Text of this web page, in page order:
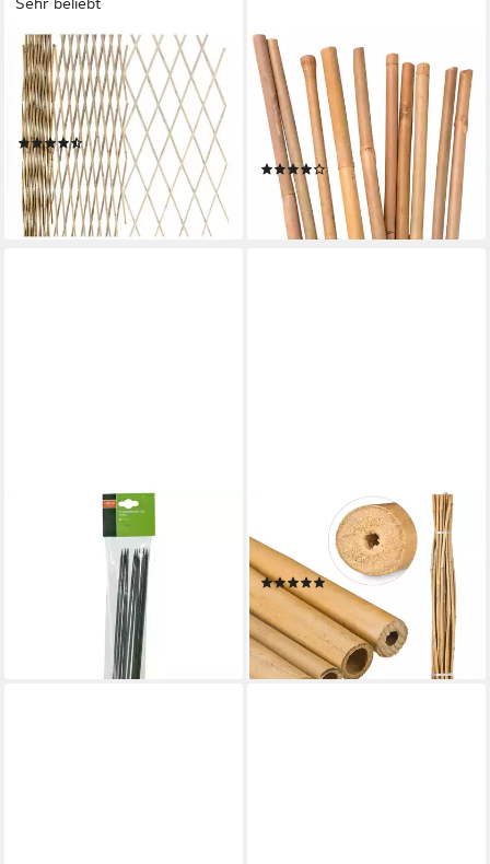
FLOORDIREKT
Rankgitter Bambus, Bambus,
Erhältlich in 5 Größen,
Rankhilfe
(36)
ab 14,99 € 20,99 €
-29%
lieferbar - in 3-4 Werktagen bei dir
UNUS GARDEN
Spalier Bambusstäbe 120 cm,
100 St., Rankstäbe,
Pflanzenstäbe, Rankhilfe,
Pflanzstäbe
(1)
49,95 €
lieferbar - in 2-3 Werktagen bei dir
SIENA GARDEN
Rankhilfe Siena Garden
Pflanzstab grün 40 cm - 10
lieferbar - in 3-4 Werktagen bei dir
RELAXDAYS
Rankhilfe Bambusstäbe
150cm, natur
(6)
27,99 € UVP59,99 €
-53%
lieferbar - in 2-3 Werktagen bei dir